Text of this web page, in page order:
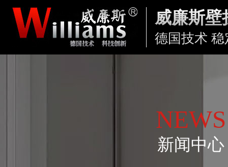
威廉斯壁
德国技术 稳
NEWS
新闻中心